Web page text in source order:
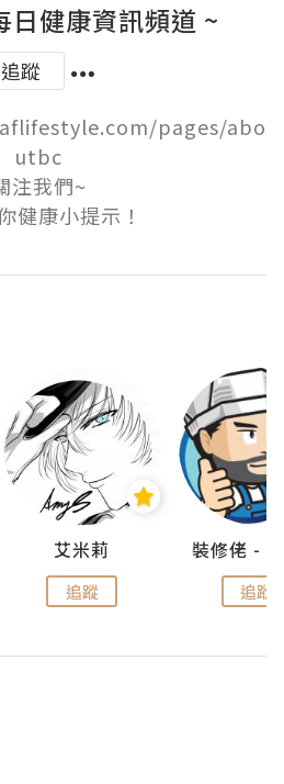
健康資訊頻道 ~
追蹤
pages/abo
utbc
注我們~
健康小提示！
艾米莉
追蹤 追蹤